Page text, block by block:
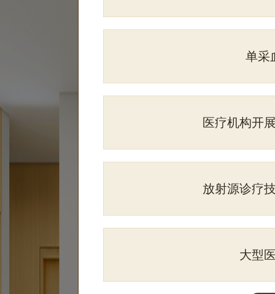
单采
医疗机构开
放射源诊疗
大型